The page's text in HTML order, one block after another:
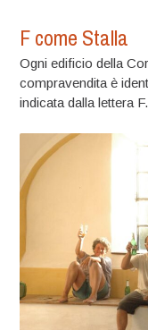
F come Stalla
Ogni edificio della
compravendita è
indicata dalla lettera